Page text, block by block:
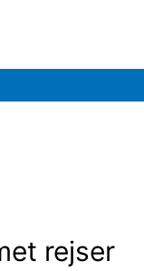
rejser